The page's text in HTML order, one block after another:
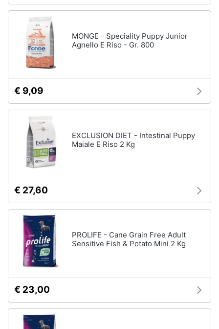
MONGE - Speciality Puppy Junior
Agnello E Riso - Gr. 800
€ 9,09
EXCLUSION DIET - Intestinal Puppy
Maiale E Riso 2 Kg
€ 27,60
PROLIFE - Cane Grain Free Adult
Sensitive Fish & Potato Mini 2 Kg
€ 23,00